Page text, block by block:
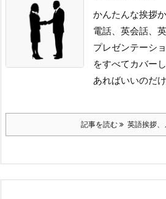
かんたんな挨拶
電話、英会話、
プレゼンテーシ
をすべてカバー
あればいいのだ
記事を読む 英語挨拶、